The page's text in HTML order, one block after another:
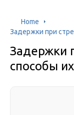
Home
Задержки при
Задержки
способы